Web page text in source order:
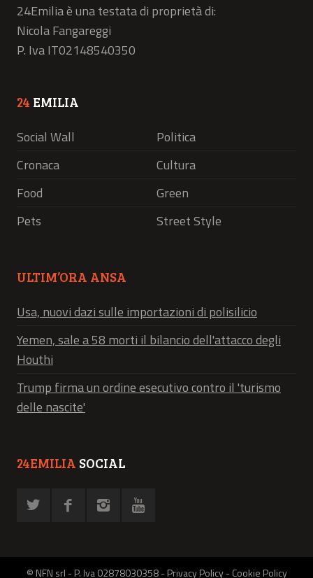
24Emilia è una testata di proprietà di:
Nicola Fangareggi
P. Iva IT02148540350
24 EMILIA
Social Wall
Politica
Cronaca
Cultura
Food
Green
Pets
Street Style
ULTIM’ORA ANSA
Usa, nuovi dazi sulle importazioni di polisilicio
Yemen, sale a 58 morti il bilancio dell'attacco degli
Houthi
Trump firma un ordine esecutivo contro il 'turismo
delle nascite'
24EMILIA SOCIAL
© NFN srl - P. Iva 02878030358 -Privacy Policy-Cookie Policy